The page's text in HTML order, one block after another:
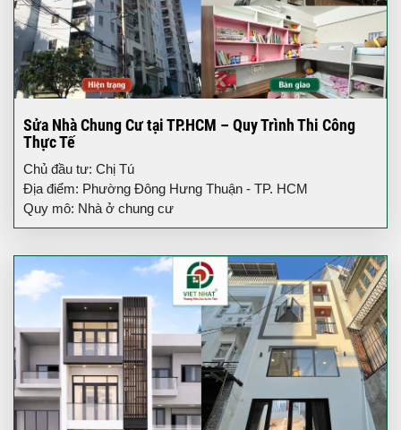
Sửa Nhà Chung Cư tại TP.HCM – Quy Trình Thi Công
Thực Tế
Chủ đầu tư: Chị Tú
Địa điểm: Phường Đông Hưng Thuận - TP. HCM
Quy mô: Nhà ở chung cư